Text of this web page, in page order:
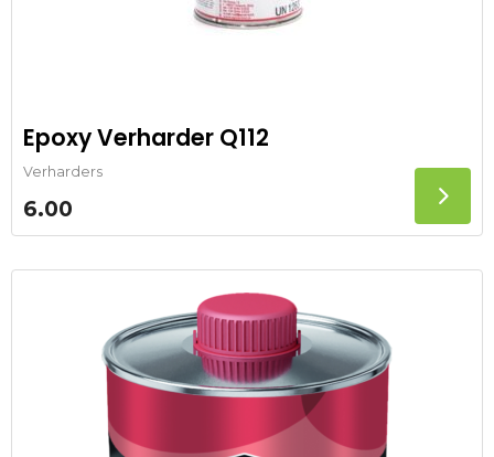
Epoxy Verharder Q112
Verharders
6.00